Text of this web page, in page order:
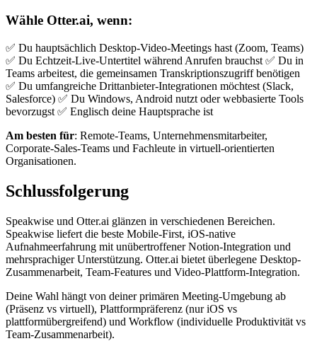
Wähle Otter.ai, wenn:
✅ Du hauptsächlich Desktop-Video-Meetings hast (Zoom, Teams)
✅ Du Echtzeit-Live-Untertitel während Anrufen brauchst ✅ Du in
Teams arbeitest, die gemeinsamen Transkriptionszugriff benötigen
✅ Du umfangreiche Drittanbieter-Integrationen möchtest (Slack,
Salesforce) ✅ Du Windows, Android nutzt oder webbasierte Tools
bevorzugst ✅ Englisch deine Hauptsprache ist
Am besten für: Remote-Teams, Unternehmensmitarbeiter,
Corporate-Sales-Teams und Fachleute in virtuell-orientierten
Organisationen.
Schlussfolgerung
Speakwise und Otter.ai glänzen in verschiedenen Bereichen.
Speakwise liefert die beste Mobile-First, iOS-native
Aufnahmeerfahrung mit unübertroffener Notion-Integration und
mehrsprachiger Unterstützung. Otter.ai bietet überlegene Desktop-
Zusammenarbeit, Team-Features und Video-Plattform-Integration.
Deine Wahl hängt von deiner primären Meeting-Umgebung ab
(Präsenz vs virtuell), Plattformpräferenz (nur iOS vs
plattformübergreifend) und Workflow (individuelle Produktivität vs
Team-Zusammenarbeit).